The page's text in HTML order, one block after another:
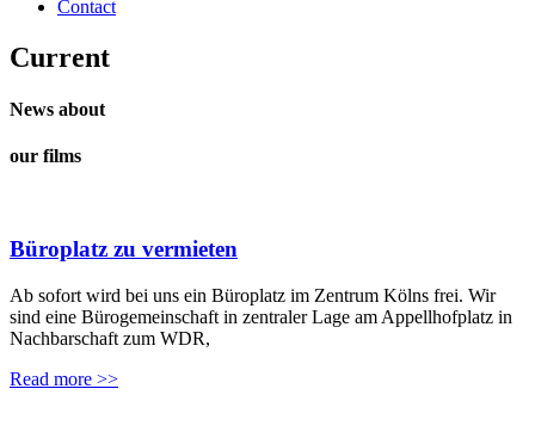
Contact
Current
News about
our films
Büroplatz zu vermieten
Ab sofort wird bei uns ein Büroplatz im Zentrum Kölns frei. Wir
sind eine Bürogemeinschaft in zentraler Lage am Appellhofplatz in
Nachbarschaft zum WDR,
Read more >>